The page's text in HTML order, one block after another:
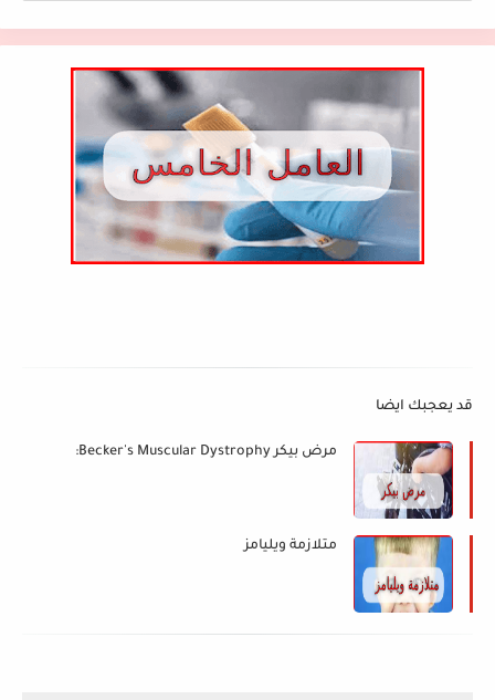
قد يعجبك ايضا
مرض بيكر Becker's Muscular Dystrophy:
متلازمة ويليامز